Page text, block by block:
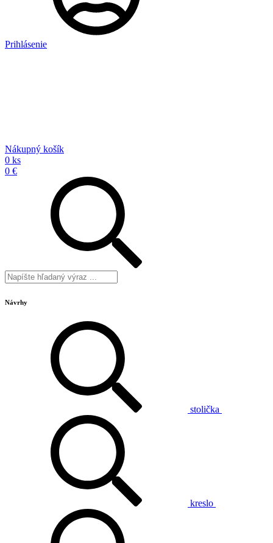
Prihlásenie
Nákupný košík
0 ks
0 €
Návrhy
stolička
kreslo